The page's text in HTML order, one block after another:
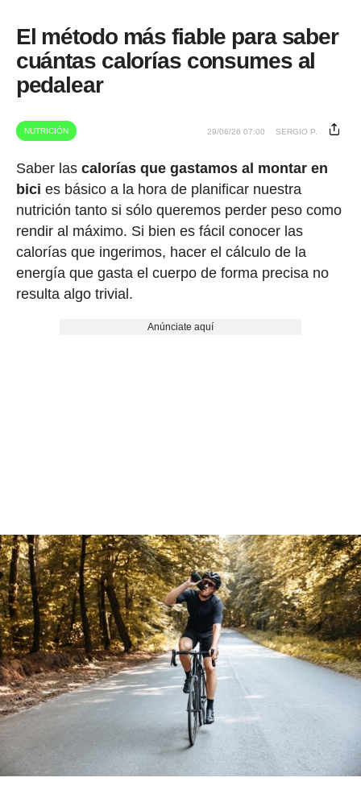
El método más fiable para saber
cuántas calorías consumes al
pedalear
NUTRICIÓN 29/06/26 07:00 SERGIO P.
Saber las calorías que gastamos al montar en
bici es básico a la hora de planificar nuestra
nutrición tanto si sólo queremos perder peso como
rendir al máximo. Si bien es fácil conocer las
calorías que ingerimos, hacer el cálculo de la
energía que gasta el cuerpo de forma precisa no
resulta algo trivial.
Anúnciate aquí